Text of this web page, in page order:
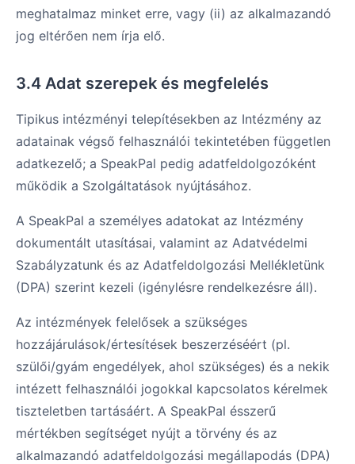
meghatalmaz minket erre, vagy (ii) az alkalmazandó
jog eltérően nem írja elő.
3.4 Adat szerepek és megfelelés
Tipikus intézményi telepítésekben az Intézmény az
adatainak végső felhasználói tekintetében független
adatkezelő; a SpeakPal pedig adatfeldolgozóként
működik a Szolgáltatások nyújtásához.
A SpeakPal a személyes adatokat az Intézmény
dokumentált utasításai, valamint az Adatvédelmi
Szabályzatunk és az Adatfeldolgozási Mellékletünk
(DPA) szerint kezeli (igénylésre rendelkezésre áll).
Az intézmények felelősek a szükséges
hozzájárulások/értesítések beszerzéséért (pl.
szülői/gyám engedélyek, ahol szükséges) és a nekik
intézett felhasználói jogokkal kapcsolatos kérelmek
tiszteletben tartásáért. A SpeakPal ésszerű
mértékben segítséget nyújt a törvény és az
alkalmazandó adatfeldolgozási megállapodás (DPA)